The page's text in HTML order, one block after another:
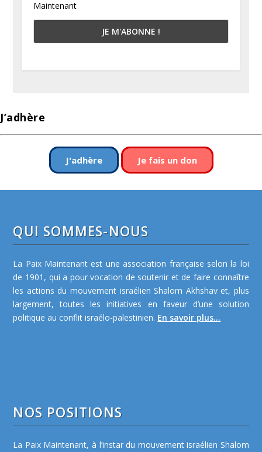
Maintenant
J’adhère
J'adhère Je fais un don
QUI SOMMES-NOUS
La Paix Maintenant est une association française selon la loi
de 1901, qui a pour vocation de soutenir et de faire connaître
les actions du mouvement israélien Shalom Akhshav et, plus
largement, toutes les initiatives en faveur d’une solution
politique au conflit israélo-palestinien. En savoir plus...
NOS POSITIONS
La Paix Maintenant, à l’instar du mouvement israélien Shalom